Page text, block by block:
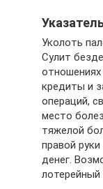
Уколоть
Сулит
кредиты и
операций,
место
тяжелой
правой
денег.